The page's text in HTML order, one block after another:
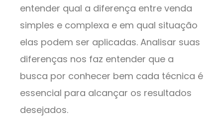
entender qual a diferença entre venda
simples e complexa e em qual situação
elas podem ser aplicadas. Analisar suas
diferenças nos faz entender que a
busca por conhecer bem cada técnica é
essencial para alcançar os resultados
desejados.